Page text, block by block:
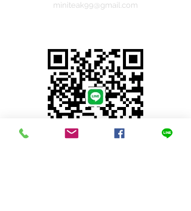
miniteak99@gmail.com